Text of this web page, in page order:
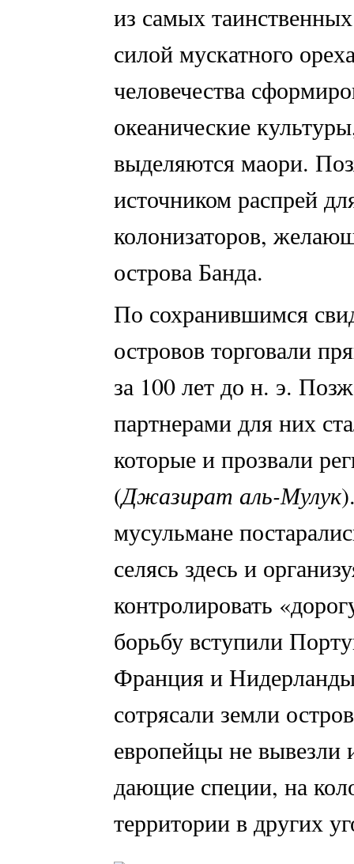
из самых
силой мускатного
человечества
океанические
выделяются маори.
источником распрей
колонизаторов,
острова Банда.
По сохранившимся
островов торговали
за 100 лет до н. э.
партнерами для них
которые и прозвали
(Джазират аль-Мулук
мусульмане
селясь здесь и
контролировать
борьбу вступили
Франция и
сотрясали земли
европейцы не вывезли
дающие специи, на
территории в других